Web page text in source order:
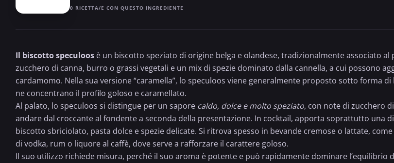
0 RICETTA/E CON QUESTO INGREDIENTE
Il biscotto speculoos è un biscotto speziato di origine belga e olandese, tradizionalmente associato
zucchero di canna, burro o grassi vegetali e un mix di spezie dominato dalla cannella, a cui possono
cardamomo. Nella sua versione “caramella”, lo speculoos viene generalmente proposto sotto forma
ne concentrano il profilo goloso e caramellato.
Al palato, lo speculoos si distingue per un sapore caldo, dolce e molto speziato, con note di zucchero
andare dal croccante al fondente a seconda della presentazione. In cocktail, apporta soprattutto una
biscotto sbriciolato, pasta dolce e spezie delicate. Si ritrova spesso in bevande cremose o lattate,
di vodka, rum o liquore al caffè, dove serve a rafforzare il carattere goloso.
Il suo utilizzo richiede misura, perché il suo aroma è potente e può rapidamente dominare l’equilibrio